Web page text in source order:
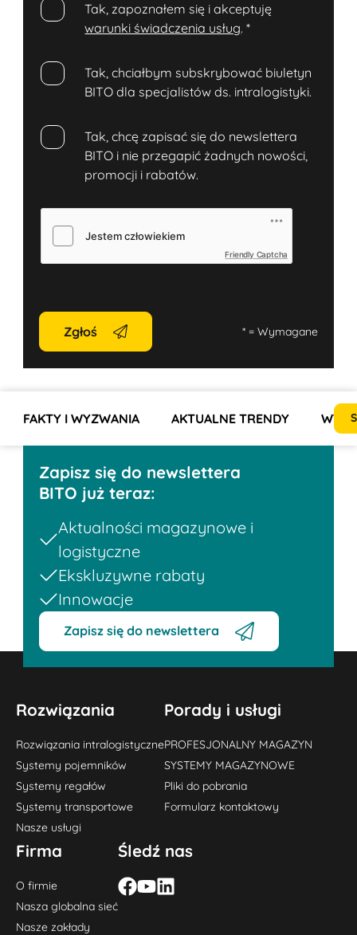
Tak, zapoznałem się i akceptuję
warunki świadczenia usług.*
Tak, chciałbym subskrybować biuletyn
BITO dla specjalistów ds. intralogistyki.
Tak, chcę zapisać się do newslettera
BITO i nie przegapić żadnych nowości,
promocji i rabatów.
Friendly Captcha
Zgłoś *= Wymagane
FAKTY I WYZWANIA AKTUALNE TRENDY
Zapisz się do newslettera
BITO już teraz:
Aktualności magazynowe i
logistyczne
Ekskluzywne rabaty
Innowacje
Zapisz się do newslettera
Rozwiązania
Rozwiązania intralogistyczne
Systemy pojemników
Systemy regałów
Systemy transportowe
Nasze usługi
Porady i usługi
PROFESJONALNY MAGAZYN
SYSTEMY MAGAZYNOWE
Pliki do pobrania
Formularz kontaktowy
Firma
O firmie
Nasza globalna sieć
Nasze zakłady
Śledź nas